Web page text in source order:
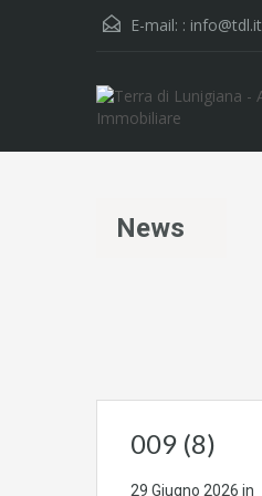
E-mail: : info@tdl.it
News
009 (8)
29 Giugno 2026 in